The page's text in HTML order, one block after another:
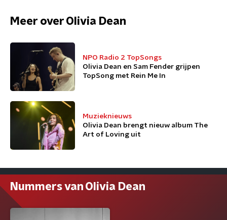
Meer over Olivia Dean
NPO Radio 2 TopSongs
Olivia Dean en Sam Fender grijpen
TopSong met Rein Me In
Muzieknieuws
Olivia Dean brengt nieuw album The
Art of Loving uit
Nummers van Olivia Dean